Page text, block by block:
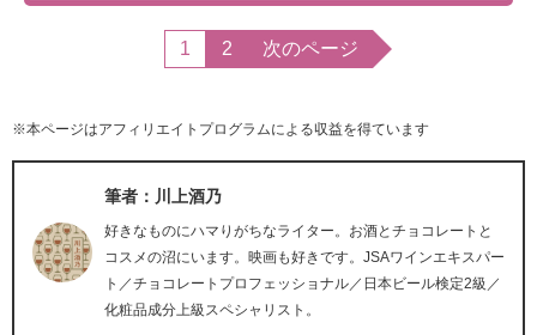
1 2 次のページ
※本ページはアフィリエイトプログラムによる収益を得ています
筆者：川上酒乃
好きなものにハマりがちなライター。お酒とチョコレートと
コスメの沼にいます。映画も好きです。JSAワインエキスパー
ト／チョコレートプロフェッショナル／日本ビール検定2級／
化粧品成分上級スペシャリスト。